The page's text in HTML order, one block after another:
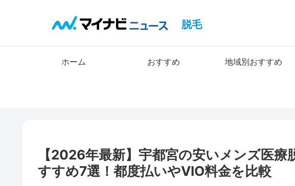
脱毛
ホーム おすすめ 地域別おすすめ
【2026年最新】宇都宮の安いメンズ医
すすめ7選！都度払いやVIO料金を比較